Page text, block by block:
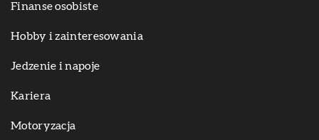
Finanse osobiste
Hobby i zainteresowania
Jedzenie i napoje
Kariera
Motoryzacja